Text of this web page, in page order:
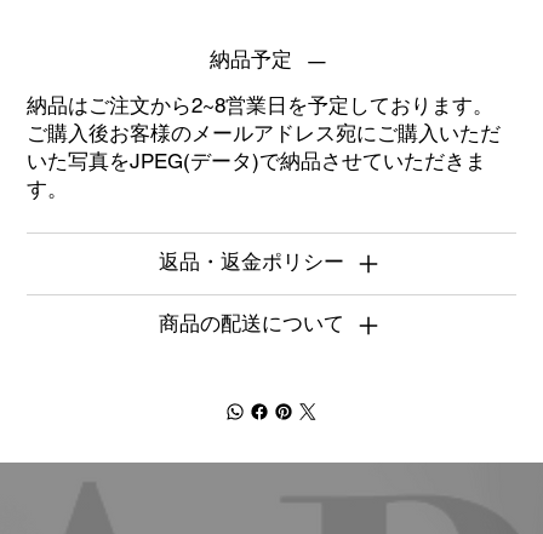
納品予定
納品はご注文から2~8営業日を予定しております。
ご購入後お客様のメールアドレス宛にご購入いただ
いた写真をJPEG(データ)で納品させていただきま
す。
返品・返金ポリシー
商品の配送について